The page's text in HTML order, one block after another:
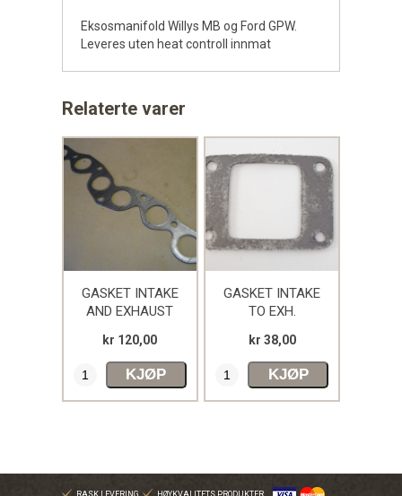
Eksosmanifold Willys MB og Ford GPW.
Leveres uten heat controll innmat
Relaterte varer
GASKET INTAKE
AND EXHAUST
kr 120,00
KJØP
GASKET INTAKE
TO EXH.
kr 38,00
KJØP
RASK LEVERING HØYKVALITETS PRODUKTER